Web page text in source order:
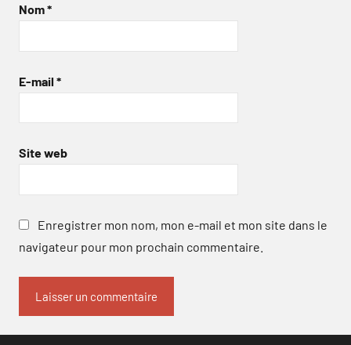
Nom*
E-mail *
Site web
Enregistrer mon nom, mon e-mail et mon site dans le
navigateur pour mon prochain commentaire.